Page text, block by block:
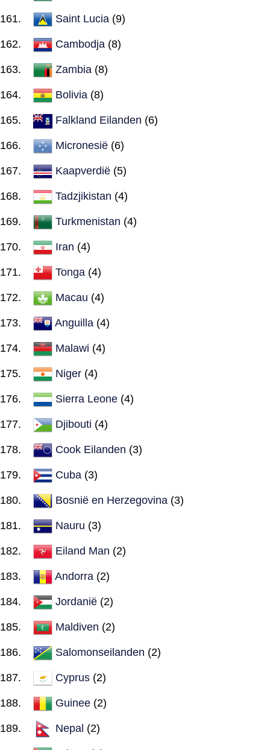
Saint Lucia (9)
Cambodja (8)
Zambia (8)
Bolivia (8)
Falkland Eilanden (6)
Micronesië (6)
Kaapverdië (5)
Tadzjikistan (4)
Turkmenistan (4)
Iran (4)
Tonga (4)
Macau (4)
Anguilla (4)
Malawi (4)
Niger (4)
Sierra Leone (4)
Djibouti (4)
Cook Eilanden (3)
Cuba (3)
Bosnië en Herzegovina (3)
Nauru (3)
Eiland Man (2)
Andorra (2)
Jordanië (2)
Maldiven (2)
Salomonseilanden (2)
Cyprus (2)
Guinee (2)
Nepal (2)